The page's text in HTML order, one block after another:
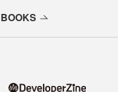
BOOKS